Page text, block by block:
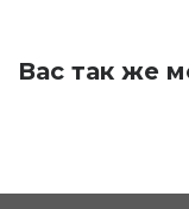
Вас так же